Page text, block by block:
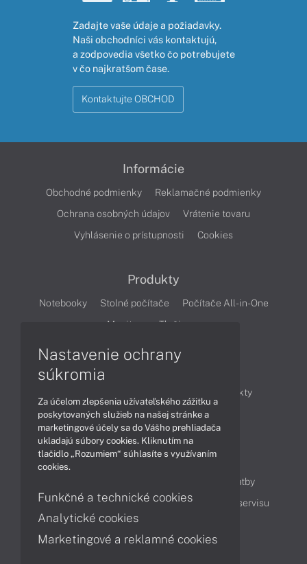
Zadajte vaše údaje a požiadavky.
Naši obchodníci vás kontaktujú,
a zodpovedia všetko čo potrebujete
v čo najkratšom čase.
Kontaktujte OBCHOD
Informácie
Obchodné podmienky
Reklamačné podmienky
Ochrana osobných údajov
Vrátenie tovaru
Vyhlásenie o prístupnosti
Cookies
Produkty
Notebooky Stolné počítače
Počítače All-in-One
Monitory
Tlačiarne
Produkty
Technológie
Videá
Obsah
Možnosti doručenia a platby
Podpora a servis
Servisné služby Cenník servisu
Kontakty
Nastavenie ochrany
súkromia
Za účelom zlepšenia užívateľského zážitku a
poskytovaných služieb na našej stránke a
marketingové účely sa do Vášho prehliadača
ukladajú súbory cookies. Kliknutím na
tlačidlo „Rozumiem“ súhlasíte s využívaním
cookies.
Funkčné a technické cookies
Analytické cookies
Marketingové a reklamné cookies